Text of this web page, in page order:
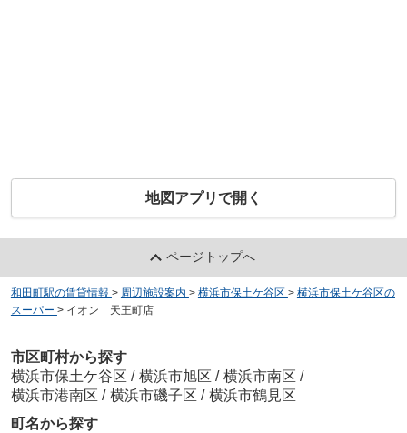
地図アプリで開く
ページトップへ
和田町駅の賃貸情報 > 周辺施設案内 > 横浜市保土ケ谷区 > 横浜市保土ケ谷区の
スーパー > イオン 天王町店
市区町村から探す
横浜市保土ケ谷区 / 横浜市旭区 / 横浜市南区 /
横浜市港南区 / 横浜市磯子区 / 横浜市鶴見区
町名から探す